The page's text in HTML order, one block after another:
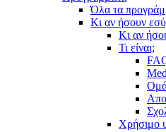
Όλα τα
Κι αν ήσουν
Κι αν
Τι είναι;
Χρήσιμο